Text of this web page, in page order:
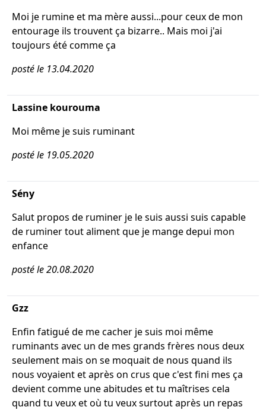
Moi je rumine et ma mère aussi...pour ceux de mon
entourage ils trouvent ça bizarre.. Mais moi j'ai
toujours été comme ça
posté le 13.04.2020
Lassine kourouma
Moi même je suis ruminant
posté le 19.05.2020
Sény
Salut propos de ruminer je le suis aussi suis capable
de ruminer tout aliment que je mange depui mon
enfance
posté le 20.08.2020
Gzz
Enfin fatigué de me cacher je suis moi même
ruminants avec un de mes grands frères nous deux
seulement mais on se moquait de nous quand ils
nous voyaient et après on crus que c'est fini mes ça
devient comme une abitudes et tu maîtrises cela
quand tu veux et où tu veux surtout après un repas